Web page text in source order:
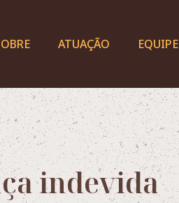
ATUAÇÃO EQUIPE
indevida